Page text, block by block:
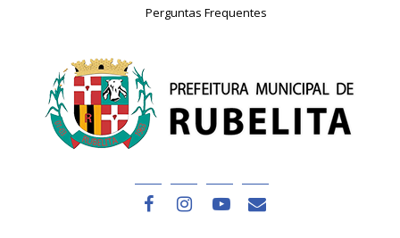
Perguntas Frequentes